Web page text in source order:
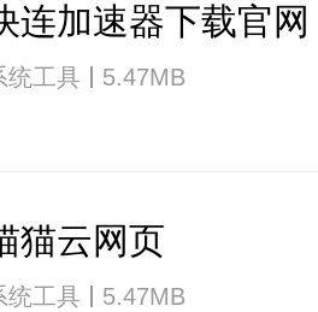
连加速器下载官网
统工具 5.47MB
猫云网页
统工具 5.47MB